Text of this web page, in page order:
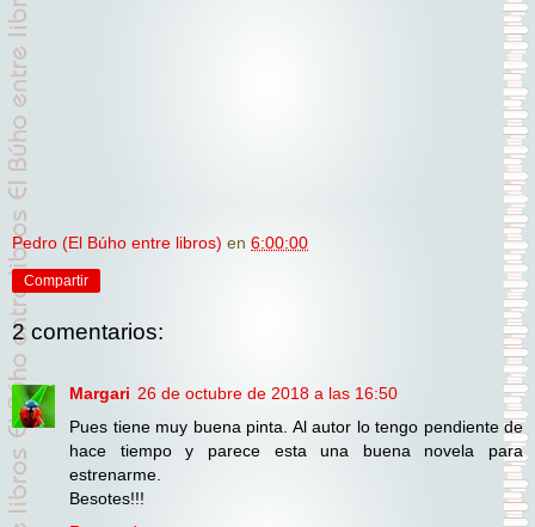
Pedro (El Búho entre libros) en 6:00:00
Compartir
2 comentarios:
Margari 26 de octubre de 2018 a las 16:50
Pues tiene muy buena pinta. Al autor lo tengo pendiente de
hace tiempo y parece esta una buena novela para
estrenarme.
Besotes!!!